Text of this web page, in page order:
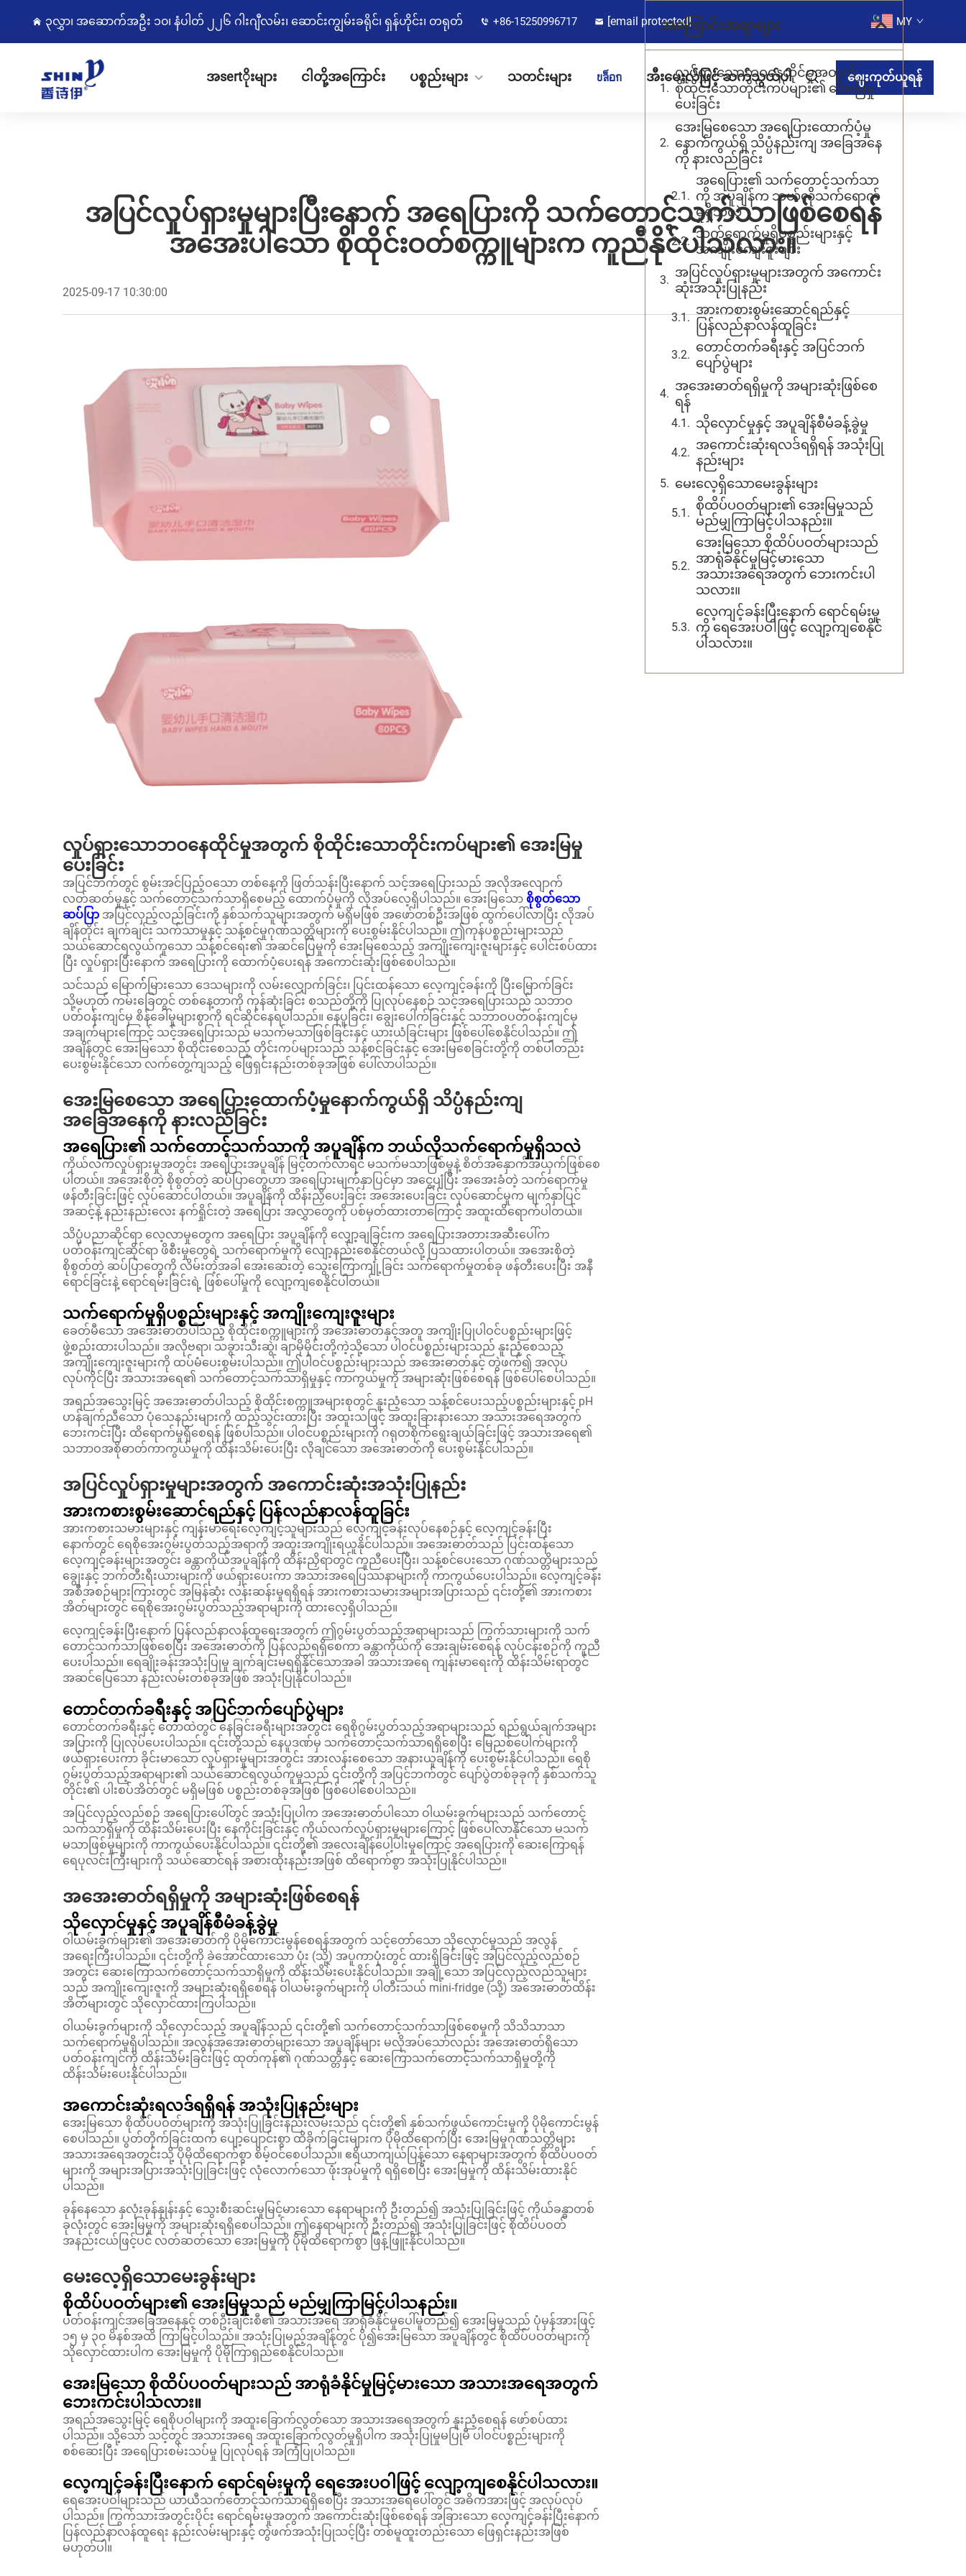
၃လွှာ၊ အဆောက်အဦး ၁၀၊ နံပါတ် ၂၂၆ ဂါးဂျီလမ်း၊ ဆောင်းကျွမ်းခရိုင်၊ ရှန်ဟိုင်း၊ တရုတ် +86-15250996717 [email protected] MY
အsertိုးများ ငါတို့အကြောင်း ပစ္စည်းများ သတင်းများ บล็อก အီးမေးလ်ဖြင့် ဆက်သွယ်ပါ ဈေးကုတ်ယူရန်
အပြင်လှုပ်ရှားမှုများပြီးနောက် အရေပြားကို သက်တောင့်သက်သာဖြစ်စေရန်
အအေးပါသော စိုထိုင်းဝတ်စက္ကူများက ကူညီနိုင်ပါသလား။
2025-09-17 10:30:00
လှုပ်ရှားသောဘဝနေထိုင်မှုအတွက် စိုထိုင်းသောတိုင်းကပ်များ၏ အေးမြမှု
ပေးခြင်း
အပြင်ဘက်တွင် စွမ်းအင်ပြည့်ဝသော တစ်နေ့ကို ဖြတ်သန်းပြီးနောက် သင့်အရေပြားသည် အလိုအလျောက်
လတ်ဆတ်မှုနှင့် သက်တောင့်သက်သာရှိစေမည့် ထောက်ပံ့မှုကို လိုအပ်လေ့ရှိပါသည်။ အေးမြသော စိုစွတ်သော
ဆပ်ပြာ အပြင်လှည့်လည်ခြင်းကို နှစ်သက်သူများအတွက် မရှိမဖြစ် အဖော်တစ်ဦးအဖြစ် ထွက်ပေါ်လာပြီး လိုအပ်
ချိန်တိုင်း ချက်ချင်း သက်သာမှုနှင့် သန့်စင်မှုဂုဏ်သတ္တိများကို ပေးစွမ်းနိုင်ပါသည်။ ဤကုန်ပစ္စည်းများသည်
သယ်ဆောင်ရလွယ်ကူသော သန့်စင်ရေး၏ အဆင်ပြေမှုကို အေးမြစေသည့် အကျိုးကျေးဇူးများနှင့် ပေါင်းစပ်ထား
ပြီး လှုပ်ရှားပြီးနောက် အရေပြားကို ထောက်ပံ့ပေးရန် အကောင်းဆုံးဖြစ်စေပါသည်။
သင်သည် မြောက််မြားသော ဒေသများကို လမ်းလျှောက်ခြင်း၊ ပြင်းထန်သော လေ့ကျင့်ခန်းကို ပြီးမြောက်ခြင်း
သို့မဟုတ် ကမ်းခြေတွင် တစ်နေ့တာကို ကုန်ဆုံးခြင်း စသည်တို့ကို ပြုလုပ်နေစဉ် သင့်အရေပြားသည် သဘာဝ
ပတ်ဝန်းကျင်မှ စိန်ခေါ်မှုများစွာကို ရင်ဆိုင်နေရပါသည်။ နေပူခြင်း၊ ချွေးပေါက်ခြင်းနှင့် သဘာဝပတ်ဝန်းကျင်မှ
အချက်များကြောင့် သင့်အရေပြားသည် မသက်မသာဖြစ်ခြင်းနှင့် ယားယံခြင်းများ ဖြစ်ပေါ်စေနိုင်ပါသည်။ ဤ
အချိန်တွင် အေးမြသော စိုထိုင်းစေသည့် တိုင်းကပ်များသည် သန့်စင်ခြင်းနှင့် အေးမြစေခြင်းတို့ကို တစ်ပါတည်း
ပေးစွမ်းနိုင်သော လက်တွေ့ကျသည့် ဖြေရှင်းနည်းတစ်ခုအဖြစ် ပေါ်လာပါသည်။
အေးမြစေသော အရေပြားထောက်ပံ့မှုနောက်ကွယ်ရှိ သိပ္ပံနည်းကျ
အခြေအနေကို နားလည်ခြင်း
အရေပြား၏ သက်တောင့်သက်သာကို အပူချိန်က ဘယ်လိုသက်ရောက်မှုရှိသလဲ
ကိုယ်လက်လှုပ်ရှားမှုအတွင်း အရေပြားအပူချိန် မြင့်တက်လာရင် မသက်မသာဖြစ်မှုနဲ့ စိတ်အနှောက်အယှက်ဖြစ်စေ
ပါတယ်။ အအေးစိုတဲ့ စိုစွတ်တဲ့ ဆပ်ပြာတွေဟာ အရေပြားမျက်နှာပြင်မှာ အငွေ့ပျံပြီး အအေးခံတဲ့ သက်ရောက်မှု
ဖန်တီးခြင်းဖြင့် လုပ်ဆောင်ပါတယ်။ အပူချိန်ကို ထိန်းညှိပေးခြင်း အအေးပေးခြင်း လုပ်ဆောင်မှုက မျက်နှာပြင်
အဆင့်နဲ့ နည်းနည်းလေး နက်ရှိုင်းတဲ့ အရေပြား အလွှာတွေကို ပစ်မှတ်ထားတာကြောင့် အထူးထိရောက်ပါတယ်။
သိပ္ပံပညာဆိုင်ရာ လေ့လာမှုတွေက အရေပြား အပူချိန်ကို လျှော့ချခြင်းက အရေပြားအတားအဆီးပေါ်က
ပတ်ဝန်းကျင်ဆိုင်ရာ ဖိစီးမှုတွေရဲ့ သက်ရောက်မှုကို လျော့နည်းစေနိုင်တယ်လို့ ပြသထားပါတယ်။ အအေးစိုတဲ့
စိုစွတ်တဲ့ ဆပ်ပြာတွေကို လိမ်းတဲ့အခါ အေးဆေးတဲ့ သွေးကြောကျုံ့ခြင်း သက်ရောက်မှုတစ်ခု ဖန်တီးပေးပြီး အနီ
ရောင်ခြင်းနဲ့ ရောင်ရမ်းခြင်းရဲ့ ဖြစ်ပေါ်မှုကို လျော့ကျစေနိုင်ပါတယ်။
သက်ရောက်မှုရှိပစ္စည်းများနှင့် အကျိုးကျေးဇူးများ
ခေတ်မီသော အအေးဓာတ်ပါသည့် စိုထိုင်းစက္ကူများကို အအေးဓာတ်နှင့်အတူ အကျိုးပြုပါဝင်ပစ္စည်းများဖြင့်
ဖွဲ့စည်းထားပါသည်။ အလိုဗရာ၊ သခွားသီးဆွဲ၊ ချာမိုမိုင်းတို့ကဲ့သို့သော ပါဝင်ပစ္စည်းများသည် နူးညံ့စေသည့်
အကျိုးကျေးဇူးများကို ထပ်မံပေးစွမ်းပါသည်။ ဤပါဝင်ပစ္စည်းများသည် အအေးဓာတ်နှင့် တွဲဖက်၍ အလုပ်
လုပ်ကိုင်ပြီး အသားအရေ၏ သက်တောင့်သက်သာရှိမှုနှင့် ကာကွယ်မှုကို အများဆုံးဖြစ်စေရန် ဖြစ်ပေါ်စေပါသည်။
အရည်အသွေးမြင့် အအေးဓာတ်ပါသည့် စိုထိုင်းစက္ကူအများစုတွင် နူးညံ့သော သန့်စင်ပေးသည့်ပစ္စည်းများနှင့် pH
ဟန်ချက်ညီသော ပုံသေနည်းများကို ထည့်သွင်းထားပြီး အထူးသဖြင့် အထူးခြားနားသော အသားအရေအတွက်
ဘေးကင်းပြီး ထိရောက်မှုရှိစေရန် ဖြစ်ပါသည်။ ပါဝင်ပစ္စည်းများကို ဂရုတစိုက်ရွေးချယ်ခြင်းဖြင့် အသားအရေ၏
သဘာဝအစိုဓာတ်ကာကွယ်မှုကို ထိန်းသိမ်းပေးပြီး လိုချင်သော အအေးဓာတ်ကို ပေးစွမ်းနိုင်ပါသည်။
အပြင်လှုပ်ရှားမှုများအတွက် အကောင်းဆုံးအသုံးပြုနည်း
အားကစားစွမ်းဆောင်ရည်နှင့် ပြန်လည်နာလန်ထူခြင်း
အားကစားသမားများနှင့် ကျန်းမာရေးလေ့ကျင့်သူများသည် လေ့ကျင့်ခန်းလုပ်နေစဉ်နှင့် လေ့ကျင့်ခန်းပြီး
နောက်တွင် ရေစိုအေးဂွမ်းပွတ်သည့်အရာကို အထူးအကျိုးရယူနိုင်ပါသည်။ အအေးဓာတ်သည် ပြင်းထန်သော
လေ့ကျင့်ခန်းများအတွင်း ခန္တာကိုယ်အပူချိန်ကို ထိန်းညှိရာတွင် ကူညီပေးပြီး၊ သန့်စင်ပေးသော ဂုဏ်သတ္တိများသည်
ချွေးနှင့် ဘက်တီးရီးယားများကို ဖယ်ရှားပေးကာ အသားအရေပြဿနာများကို ကာကွယ်ပေးပါသည်။ လေ့ကျင့်ခန်း
အစီအစဉ်များကြားတွင် အမြန်ဆုံး လန်းဆန်းမှုရရှိရန် အားကစားသမားအများအပြားသည် ၎င်းတို့၏ အားကစား
အိတ်များတွင် ရေစိုအေးဂွမ်းပွတ်သည့်အရာများကို ထားလေ့ရှိပါသည်။
လေ့ကျင့်ခန်းပြီးနောက် ပြန်လည်နာလန်ထူရေးအတွက် ဤဂွမ်းပွတ်သည့်အရာများသည် ကြွက်သားများကို သက်
တောင့်သက်သာဖြစ်စေပြီး အအေးဓာတ်ကို ပြန်လည်ရရှိစေကာ ခန္တာကိုယ်ကို အေးချမ်းစေရန် လုပ်ငန်းစဉ်ကို ကူညီ
ပေးပါသည်။ ရေချိုးခန်းအသုံးပြုမှု ချက်ချင်းမရရှိနိုင်သောအခါ အသားအရေ ကျန်းမာရေးကို ထိန်းသိမ်းရာတွင်
အဆင်ပြေသော နည်းလမ်းတစ်ခုအဖြစ် အသုံးပြုနိုင်ပါသည်။
တောင်တက်ခရီးနှင့် အပြင်ဘက်ပျော်ပွဲများ
တောင်တက်ခရီးနှင့် တောထဲတွင် နေခြင်းခရီးများအတွင်း ရေစိုဂွမ်းပွတ်သည့်အရာများသည် ရည်ရွယ်ချက်အများ
အပြားကို ပြုလုပ်ပေးပါသည်။ ၎င်းတို့သည် နေပူဒဏ်မှ သက်တောင့်သက်သာရရှိစေပြီး မြေညစ်ပေါက်များကို
ဖယ်ရှားပေးကာ ခိုင်းမာသော လှုပ်ရှားမှုများအတွင်း အားလန်းစေသော အနားယူချိန်ကို ပေးစွမ်းနိုင်ပါသည်။ ရေစို
ဂွမ်းပွတ်သည့်အရာများ၏ သယ်ဆောင်ရလွယ်ကူမှုသည် ၎င်းတို့ကို အပြင်ဘက်တွင် ပျော်ပွဲတစ်ခုခုကို နှစ်သက်သူ
တိုင်း၏ ပါးစပ်အိတ်တွင် မရှိမဖြစ် ပစ္စည်းတစ်ခုအဖြစ် ဖြစ်ပေါ်စေပါသည်။
အပြင်လှည့်လည်စဉ် အရေပြားပေါ်တွင် အသုံးပြုပါက အအေးဓာတ်ပါသော ဝါယမ်းခွက်များသည် သက်တောင့်
သက်သာရှိမှုကို ထိန်းသိမ်းပေးပြီး နေကိုင်းခြင်းနှင့် ကိုယ်လက်လှုပ်ရှားမှုများကြောင့် ဖြစ်ပေါ်လာနိုင်သော မသက်
မသာဖြစ်မှုများကို ကာကွယ်ပေးနိုင်ပါသည်။ ၎င်းတို့၏ အလေးချိန်ပေါ့ပါးမှုကြောင့် အရေပြားကို ဆေးကြောရန်
ရေပုလင်းကြီးများကို သယ်ဆောင်ရန် အစားထိုးနည်းအဖြစ် ထိရောက်စွာ အသုံးပြုနိုင်ပါသည်။
အအေးဓာတ်ရရှိမှုကို အများဆုံးဖြစ်စေရန်
သိုလှောင်မှုနှင့် အပူချိန်စီမံခန့်ခွဲမှု
ဝါယမ်းခွက်များ၏ အအေးဓာတ်ကို ပိုမိုကောင်းမွန်စေရန်အတွက် သင့်တော်သော သိုလှောင်မှုသည် အလွန်
အရေးကြီးပါသည်။ ၎င်းတို့ကို ခဲအောင်ထားသော ပုံး (သို့) အပူကာပုံးတွင် ထားရှိခြင်းဖြင့် အပြင်လှည့်လည်စဉ်
အတွင်း ဆေးကြောသက်တောင့်သက်သာရှိမှုကို ထိန်းသိမ်းပေးနိုင်ပါသည်။ အချို့သော အပြင်လှည့်လည်သူများ
သည် အကျိုးကျေးဇူးကို အများဆုံးရရှိစေရန် ဝါယမ်းခွက်များကို ပါတီးသယ် mini-fridge (သို့) အအေးဓာတ်ထိန်း
အိတ်များတွင် သိုလှောင်ထားကြပါသည်။
ဝါယမ်းခွက်များကို သိုလှောင်သည့် အပူချိန်သည် ၎င်းတို့၏ သက်တောင့်သက်သာဖြစ်စေမှုကို သိသိသာသာ
သက်ရောက်မှုရှိပါသည်။ အလွန်အအေးဓာတ်များသော အပူချိန်များ မလိုအပ်သော်လည်း အအေးဓာတ်ရှိသော
ပတ်ဝန်းကျင်ကို ထိန်းသိမ်းခြင်းဖြင့် ထုတ်ကုန်၏ ဂုဏ်သတ္တိနှင့် ဆေးကြောသက်တောင့်သက်သာရှိမှုတို့ကို
ထိန်းသိမ်းပေးနိုင်ပါသည်။
အကောင်းဆုံးရလဒ်ရရှိရန် အသုံးပြုနည်းများ
အေးမြသော စိုထိပ်ပဝတ်များကို အသုံးပြုခြင်းနည်းလမ်းသည် ၎င်းတို့၏ နှစ်သက်ဖွယ်ကောင်းမှုကို ပိုမိုကောင်းမွန်
စေပါသည်။ ပွတ်တိုက်ခြင်းထက် ပျော့ပျောင်းစွာ ထိခိုက်ခြင်းများက ပိုမိုထိရောက်ပြီး အေးမြမှုဂုဏ်သတ္တိများ
အသားအရေအတွင်းသို့ ပိုမိုထိရောက်စွာ စိမ့်ဝင်စေပါသည်။ ဧရိယာကျယ်ပြန့်သော နေရာများအတွက် စိုထိပ်ပဝတ်
များကို အများအပြားအသုံးပြုခြင်းဖြင့် လုံလောက်သော ဖုံးအုပ်မှုကို ရရှိစေပြီး အေးမြမှုကို ထိန်းသိမ်းထားနိုင်
ပါသည်။
ခုန်နေသော နှလုံးခုန်နှုန်းနှင့် သွေးစီးဆင်းမှုမြင့်မားသော နေရာများကို ဦးတည်၍ အသုံးပြုခြင်းဖြင့် ကိုယ်ခန္ဓာတစ်
ခုလုံးတွင် အေးမြမှုကို အများဆုံးရရှိစေပါသည်။ ဤနေရာများကို ဦးတည်၍ အသုံးပြုခြင်းဖြင့် စိုထိပ်ပဝတ်
အနည်းငယ်ဖြင့်ပင် လတ်ဆတ်သော အေးမြမှုကို ပိုမိုထိရောက်စွာ ဖြန့်ဖြူးနိုင်ပါသည်။
မေးလေ့ရှိသောမေးခွန်းများ
စိုထိပ်ပဝတ်များ၏ အေးမြမှုသည် မည်မျှကြာမြင့်ပါသနည်း။
ပတ်ဝန်းကျင်အခြေအနေနှင့် တစ်ဦးချင်းစီ၏ အသားအရေ အာရုံခံနိုင်မှုပေါ်မူတည်၍ အေးမြမှုသည် ပုံမှန်အားဖြင့်
၁၅ မှ ၃၀ မိနစ်အထိ ကြာမြင့်ပါသည်။ အသုံးပြုမည့်အချိန်တွင် ပို၍အေးမြသော အပူချိန်တွင် စိုထိပ်ပဝတ်များကို
သိုလှောင်ထားပါက အေးမြမှုကို ပိုမိုကြာရှည်စေနိုင်ပါသည်။
အေးမြသော စိုထိပ်ပဝတ်များသည် အာရုံခံနိုင်မှုမြင့်မားသော အသားအရေအတွက်
ဘေးကင်းပါသလား။
အရည်အသွေးမြင့် ရေစိုပဝါများကို အထူးခြောက်လွတ်သော အသားအရေအတွက် နူးညံ့စေရန် ဖော်စပ်ထား
ပါသည်။ သို့သော် သင့်တွင် အသားအရေ အထူးခြောက်လွတ်မှုရှိပါက အသုံးပြုမှုမပြုမီ ပါဝင်ပစ္စည်းများကို
စစ်ဆေးပြီး အရေပြားစမ်းသပ်မှု ပြုလုပ်ရန် အကြံပြုပါသည်။
လေ့ကျင့်ခန်းပြီးနောက် ရောင်ရမ်းမှုကို ရေအေးပဝါဖြင့် လျော့ကျစေနိုင်ပါသလား။
ရေအေးပဝါများသည် ယာယီသက်တောင့်သက်သာရရှိစေပြီး အသားအရေပေါ်တွင် အဓိကအားဖြင့် အလုပ်လုပ်
ပါသည်။ ကြွက်သားအတွင်းပိုင်း ရောင်ရမ်းမှုအတွက် အကောင်းဆုံးဖြစ်စေရန် အခြားသော လေ့ကျင့်ခန်းပြီးနောက်
ပြန်လည်နာလန်ထူရေး နည်းလမ်းများနှင့် တွဲဖက်အသုံးပြုသင့်ပြီး တစ်မူထူးတည်းသော ဖြေရှင်းနည်းအဖြစ်
မဟုတ်ပါ။
အကြောင်းအရာများ
လှုပ်ရှားသောဘဝနေထိုင်မှုအတွက်
စိုထိုင်းသောတိုင်းကပ်များ၏ အေးမြမှု
ပေးခြင်း
အေးမြစေသော အရေပြားထောက်ပံ့မှု
နောက်ကွယ်ရှိ သိပ္ပံနည်းကျ အခြေအနေ
ကို နားလည်ခြင်း
အရေပြား၏ သက်တောင့်သက်သာ
ကို အပူချိန်က ဘယ်လိုသက်ရောက်
မှုရှိသလဲ
သက်ရောက်မှုရှိပစ္စည်းများနှင့်
အကျိုးကျေးဇူးများ
အပြင်လှုပ်ရှားမှုများအတွက် အကောင်း
ဆုံးအသုံးပြုနည်း
အားကစားစွမ်းဆောင်ရည်နှင့်
ပြန်လည်နာလန်ထူခြင်း
တောင်တက်ခရီးနှင့် အပြင်ဘက်
ပျော်ပွဲများ
အအေးဓာတ်ရရှိမှုကို အများဆုံးဖြစ်စေ
ရန်
သိုလှောင်မှုနှင့် အပူချိန်စီမံခန့်ခွဲမှု
အကောင်းဆုံးရလဒ်ရရှိရန် အသုံးပြု
နည်းများ
မေးလေ့ရှိသောမေးခွန်းများ
စိုထိပ်ပဝတ်များ၏ အေးမြမှုသည်
မည်မျှကြာမြင့်ပါသနည်း။
အေးမြသော စိုထိပ်ပဝတ်များသည်
အာရုံခံနိုင်မှုမြင့်မားသော
အသားအရေအတွက် ဘေးကင်းပါ
သလား။
လေ့ကျင့်ခန်းပြီးနောက် ရောင်ရမ်းမှု
ကို ရေအေးပဝါဖြင့် လျော့ကျစေနိုင်
ပါသလား။